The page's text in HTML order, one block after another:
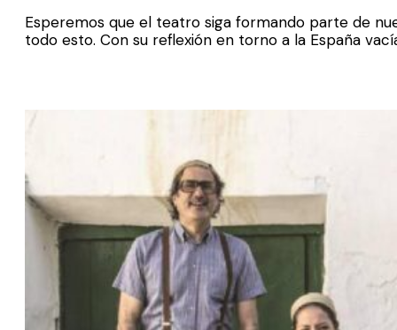
Esperemos que el teatro siga formando parte de
todo esto. Con su reflexión en torno a la España